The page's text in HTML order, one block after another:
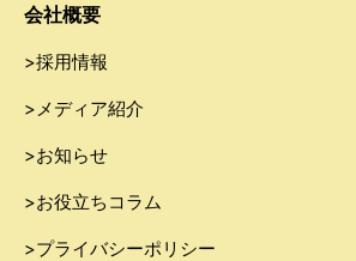
会社概要
>採用情報
>メディア紹介
>お知らせ
>お役立ちコラム
>プライバシーポリシー